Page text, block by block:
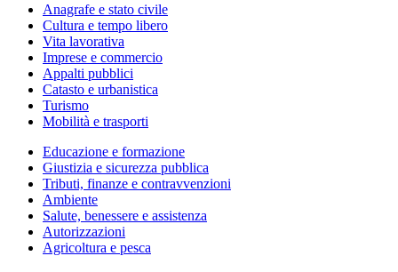
Anagrafe e stato civile
Cultura e tempo libero
Vita lavorativa
Imprese e commercio
Appalti pubblici
Catasto e urbanistica
Turismo
Mobilità e trasporti
Educazione e formazione
Giustizia e sicurezza pubblica
Tributi, finanze e contravvenzioni
Ambiente
Salute, benessere e assistenza
Autorizzazioni
Agricoltura e pesca